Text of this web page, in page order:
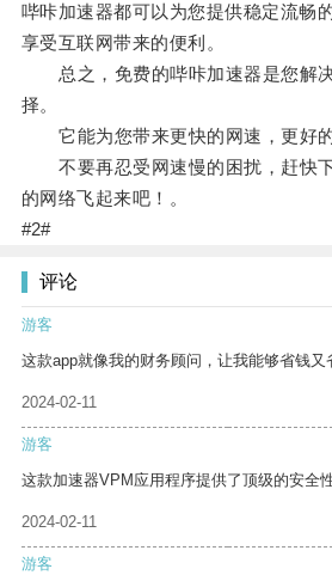
哔咔加速器都可以为您提供稳定流畅
享受互联网带来的便利。
总之，免费的哔咔加速器是您解
择。
它能为您带来更快的网速，更好的
不要再忍受网速慢的困扰，赶快
的网络飞起来吧！。
#2#
评论
游客
这款app就像我的财务顾问，让我能够省钱又
2024-02-11
游客
这款加速器VPM应用程序提供了顶级的安全
2024-02-11
游客